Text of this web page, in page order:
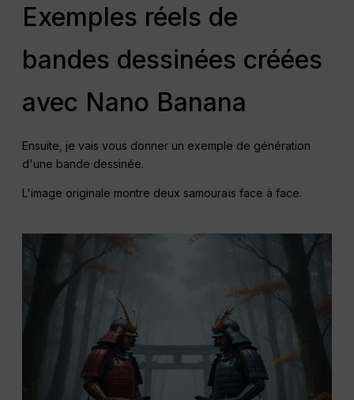
Exemples réels de
bandes dessinées créées
avec Nano Banana
Ensuite, je vais vous donner un exemple de génération
d'une bande dessinée.
L'image originale montre deux samouraïs face à face.